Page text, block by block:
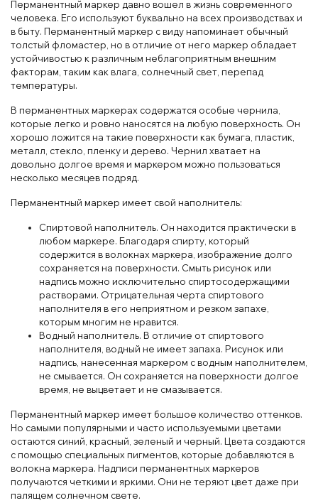
Перманентный маркер давно вошел в жизнь современного
человека. Его используют буквально на всех производствах и
в быту. Перманентный маркер с виду напоминает обычный
толстый фломастер, но в отличие от него маркер обладает
устойчивостью к различным неблагоприятным внешним
факторам, таким как влага, солнечный свет, перепад
температуры.
В перманентных маркерах содержатся особые чернила,
которые легко и ровно наносятся на любую поверхность. Он
хорошо ложится на такие поверхности как бумага, пластик,
металл, стекло, пленку и дерево. Чернил хватает на
довольно долгое время и маркером можно пользоваться
несколько месяцев подряд.
Перманентный маркер имеет свой наполнитель:
Спиртовой наполнитель. Он находится практически в
любом маркере. Благодаря спирту, который
содержится в волокнах маркера, изображение долго
сохраняется на поверхности. Смыть рисунок или
надпись можно исключительно спиртосодержащими
растворами. Отрицательная черта спиртового
наполнителя в его неприятном и резком запахе,
которым многим не нравится.
Водный наполнитель. В отличие от спиртового
наполнителя, водный не имеет запаха. Рисунок или
надпись, нанесенная маркером с водным наполнителем,
не смывается. Он сохраняется на поверхности долгое
время, не выцветает и не смазывается.
Перманентный маркер имеет большое количество оттенков.
Но самыми популярными и часто используемыми цветами
остаются синий, красный, зеленый и черный. Цвета создаются
с помощью специальных пигментов, которые добавляются в
волокна маркера. Надписи перманентных маркеров
получаются четкими и яркими. Они не теряют цвет даже при
палящем солнечном свете.